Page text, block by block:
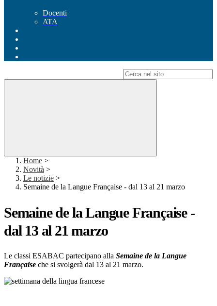
Docenti
ATA
Home >
Novità >
Le notizie >
Semaine de la Langue Française - dal 13 al 21 marzo
Semaine de la Langue Française -
dal 13 al 21 marzo
Le classi ESABAC partecipano alla Semaine de la Langue
Française che si svolgerà dal 13 al 21 marzo.